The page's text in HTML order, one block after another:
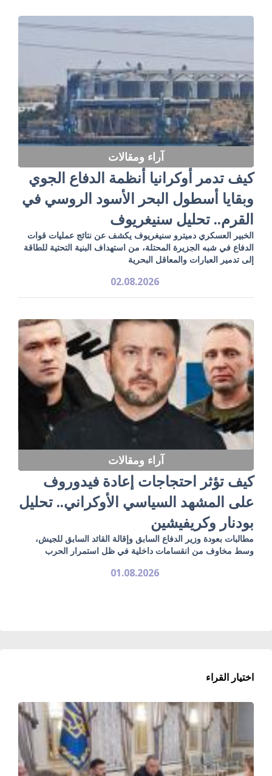
آراء ومقالات
كيف تدمر أوكرانيا أنظمة الدفاع الجوي
وبقايا أسطول البحر الأسود الروسي في
القرم.. تحليل سنيغريوف
الخبير العسكري دميترو سنيغريوف يكشف عن نتائج عمليات قوات
الدفاع في شبه الجزيرة المحتلة، من استهداف البنية التحتية للطاقة
إلى تدمير العبارات والمعاقل البحرية
02.08.2026
آراء ومقالات
كيف تؤثر احتجاجات إعادة فيدوروف
على المشهد السياسي الأوكراني.. تحليل
بودنار وكريفيشين
مطالبات بعودة وزير الدفاع السابق وإقالة القائد السابق للجيش،
وسط مخاوف من انقسامات داخلية في ظل استمرار الحرب
01.08.2026
اختيار القراء